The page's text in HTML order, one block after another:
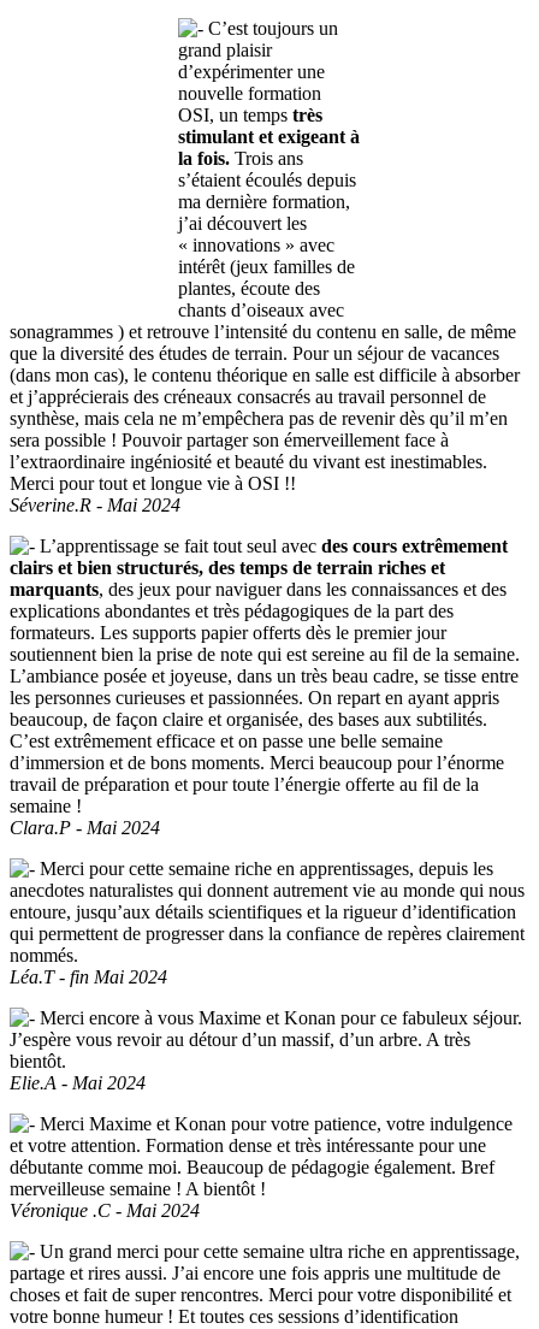
C’est toujours un
grand plaisir
d’expérimenter une
nouvelle formation
OSI, un temps très
stimulant et exigeant à
la fois.Trois ans
s’étaient écoulés depuis
ma dernière formation,
j’ai découvert les
« innovations » avec
intérêt (jeux familles de
plantes, écoute des
chants d’oiseaux avec
sonagrammes ) et retrouve l’intensité du contenu en salle, de même
que la diversité des études de terrain. Pour un séjour de vacances
(dans mon cas), le contenu théorique en salle est difficile à absorber
et j’apprécierais des créneaux consacrés au travail personnel de
synthèse, mais cela ne m’empêchera pas de revenir dès qu’il m’en
sera possible ! Pouvoir partager son émerveillement face à
l’extraordinaire ingéniosité et beauté du vivant est inestimables.
Merci pour tout et longue vie à OSI !!
Séverine.R - Mai 2024
L’apprentissage se fait tout seul avec des cours extrêmement
clairs et bien structurés, des temps de terrain riches et
marquants, des jeux pour naviguer dans les connaissances et des
explications abondantes et très pédagogiques de la part des
formateurs. Les supports papier offerts dès le premier jour
soutiennent bien la prise de note qui est sereine au fil de la semaine.
L’ambiance posée et joyeuse, dans un très beau cadre, se tisse entre
les personnes curieuses et passionnées. On repart en ayant appris
beaucoup, de façon claire et organisée, des bases aux subtilités.
C’est extrêmement efficace et on passe une belle semaine
d’immersion et de bons moments. Merci beaucoup pour l’énorme
travail de préparation et pour toute l’énergie offerte au fil de la
semaine !
Clara.P - Mai 2024
Merci pour cette semaine riche en apprentissages, depuis les
anecdotes naturalistes qui donnent autrement vie au monde qui nous
entoure, jusqu’aux détails scientifiques et la rigueur d’identification
qui permettent de progresser dans la confiance de repères clairement
nommés.
Léa.T - fin Mai 2024
Merci encore à vous Maxime et Konan pour ce fabuleux séjour.
J’espère vous revoir au détour d’un massif, d’un arbre. A très
bientôt.
Elie.A - Mai 2024
Merci Maxime et Konan pour votre patience, votre indulgence
et votre attention. Formation dense et très intéressante pour une
débutante comme moi. Beaucoup de pédagogie également. Bref
merveilleuse semaine ! A bientôt !
Véronique .C - Mai 2024
Un grand merci pour cette semaine ultra riche en apprentissage,
partage et rires aussi. J’ai encore une fois appris une multitude de
choses et fait de super rencontres. Merci pour votre disponibilité et
votre bonne humeur ! Et toutes ces sessions d’identification